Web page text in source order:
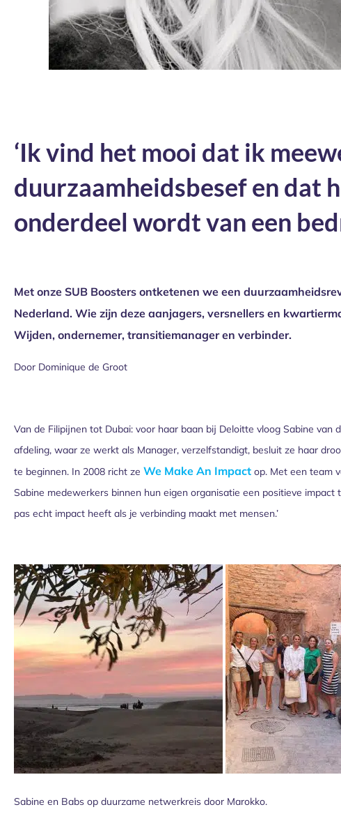
‘Ik vind het mooi dat ik
duurzaamheidsbesef en dat
onderdeel wordt van een
Met onze SUB Boosters ontketenen we een
Nederland. Wie zijn deze aanjagers, versnellers en
Wijden, ondernemer, transitiemanager en verbinder.
Door Dominique de Groot
Van de Filipijnen tot Dubai: voor haar baan bij Deloitte vloog Sabine
afdeling, waar ze werkt als Manager, verzelfstandigt, besluit ze haar
te beginnen. In 2008 richt ze We Make An Impact op. Met een team
Sabine medewerkers binnen hun eigen organisatie een positieve impact
pas echt impact heeft als je verbinding maakt met mensen.’
Sabine en Babs op duurzame netwerkreis door Marokko.